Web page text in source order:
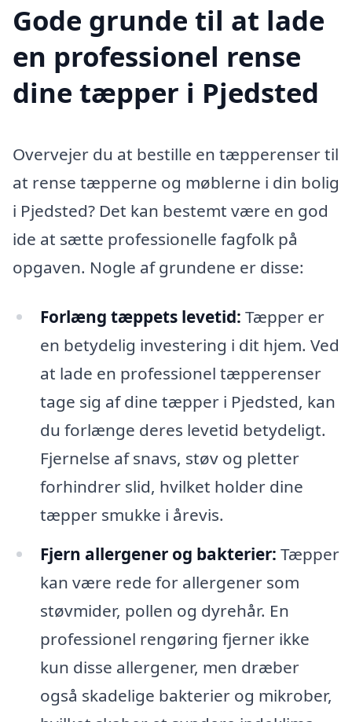
Gode grunde til at lade
en professionel rense
dine tæpper i Pjedsted
Overvejer du at bestille en tæpperenser til
at rense tæpperne og møblerne i din bolig
i Pjedsted? Det kan bestemt være en god
ide at sætte professionelle fagfolk på
opgaven. Nogle af grundene er disse:
Forlæng tæppets levetid: Tæpper er
en betydelig investering i dit hjem. Ved
at lade en professionel tæpperenser
tage sig af dine tæpper i Pjedsted, kan
du forlænge deres levetid betydeligt.
Fjernelse af snavs, støv og pletter
forhindrer slid, hvilket holder dine
tæpper smukke i årevis.
Fjern allergener og bakterier: Tæpper
kan være rede for allergener som
støvmider, pollen og dyrehår. En
professionel rengøring fjerner ikke
kun disse allergener, men dræber
også skadelige bakterier og mikrober,